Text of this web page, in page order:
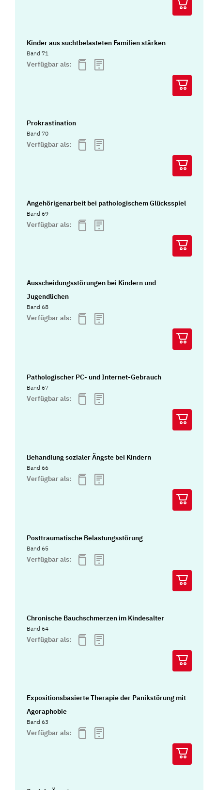
Kinder aus suchtbelasteten Familien stärken
Band 71
Verfügbar als:
Prokrastination
Band 70
Verfügbar als:
Angehörigenarbeit bei pathologischem Glücksspiel
Band 69
Verfügbar als:
Ausscheidungsstörungen bei Kindern und
Jugendlichen
Band 68
Verfügbar als:
Pathologischer PC- und Internet-Gebrauch
Band 67
Verfügbar als:
Behandlung sozialer Ängste bei Kindern
Band 66
Verfügbar als:
Posttraumatische Belastungsstörung
Band 65
Verfügbar als:
Chronische Bauchschmerzen im Kindesalter
Band 64
Verfügbar als:
Expositionsbasierte Therapie der Panikstörung mit
Agoraphobie
Band 63
Verfügbar als: